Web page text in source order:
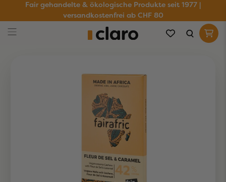
Fair gehandelte & ökologische Produkte seit 1977 |
versandkostenfrei ab CHF 80